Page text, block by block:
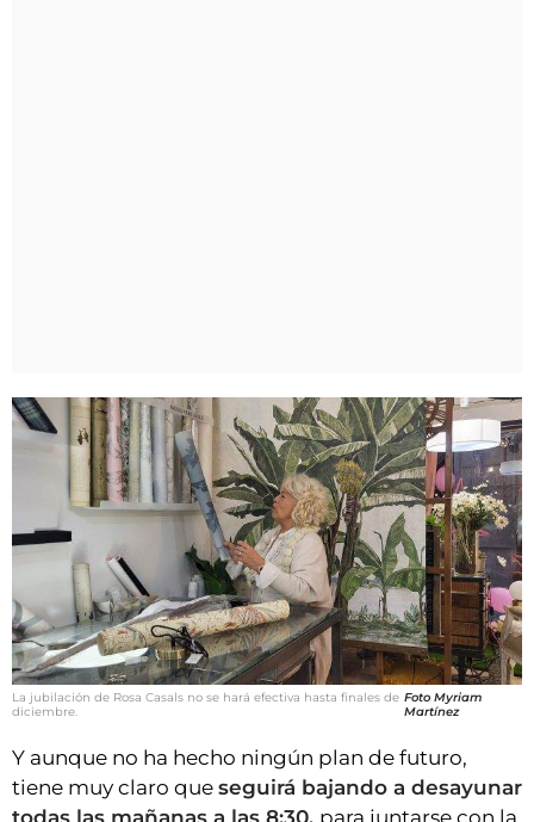
La jubilación de Rosa Casals no se hará efectiva hasta finales de
diciembre.
Foto Myriam
Martínez
Y aunque no ha hecho ningún plan de futuro,
tiene muy claro que seguirá bajando a desayunar
todas las mañanas a las 8:30, para juntarse con la